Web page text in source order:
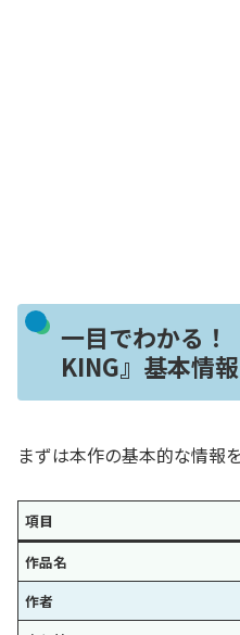
一目でわかる！
KING』基本情報
まずは本作の基本的な情報
項目
作品名
作者